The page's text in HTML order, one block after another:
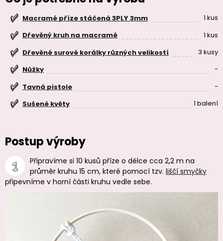
Macramé příze stáčená 3PLY 3mm
1 kus
Dřevěný kruh na macramé
1 kus
Dřevěné surové korálky různých velikostí
3 kusy
Nůžky
-
Tavná pistole
-
Sušené květy
1 balení
Postup výroby
Připravíme si 10 kusů příze o délce cca 2,2 m na
průměr kruhu 15 cm, které pomocí tzv. liščí smyčky
připevníme v horní části kruhu vedle sebe.